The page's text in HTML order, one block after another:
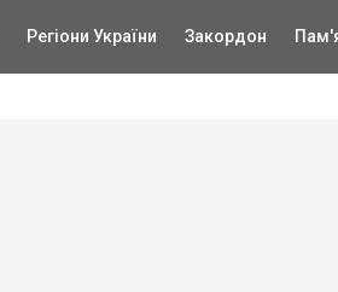
Регіони України Закордон